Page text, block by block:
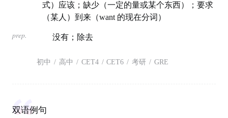
式）应该；缺少（一定的量或某个东西）；要求
（某人）到来（want 的现在分词）
prep. 没有；除去
初中 / 高中 / CET4 / CET6 / 考研 / GRE
双语例句